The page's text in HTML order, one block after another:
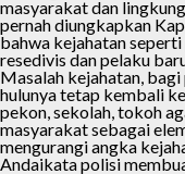
masyarakat dan
pernah diungkapkan
bahwa kejahatan
resedivis dan pelaku
Masalah kejahatan, bagi
hulunya tetap kembali
pekon, sekolah, tokoh
masyarakat sebagai
mengurangi angka
Andaikata polisi